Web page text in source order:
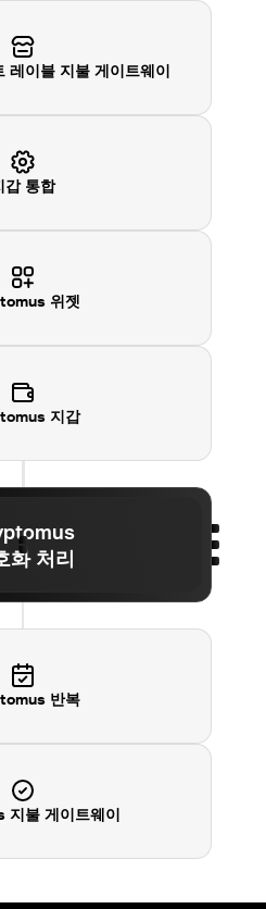
이블 지불 게이트웨이
갑 통합
위젯
지갑
화 처리
반복
지불 게이트웨이